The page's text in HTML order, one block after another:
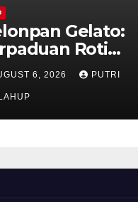
Gelato:
Roti
dan Es
Lembut yang
6, 2026 PUTRI